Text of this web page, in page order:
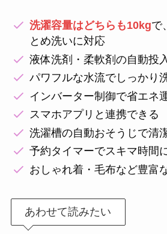
洗濯容量はどちらも10kgで
とめ洗いに対応
液体洗剤・柔軟剤の自動投
パワフルな水流でしっかり
インバーター制御で省エネ
スマホアプリと連携できる
洗濯槽の自動おそうじで清
予約タイマーでスキマ時間
おしゃれ着・毛布など豊富
あわせて読みたい